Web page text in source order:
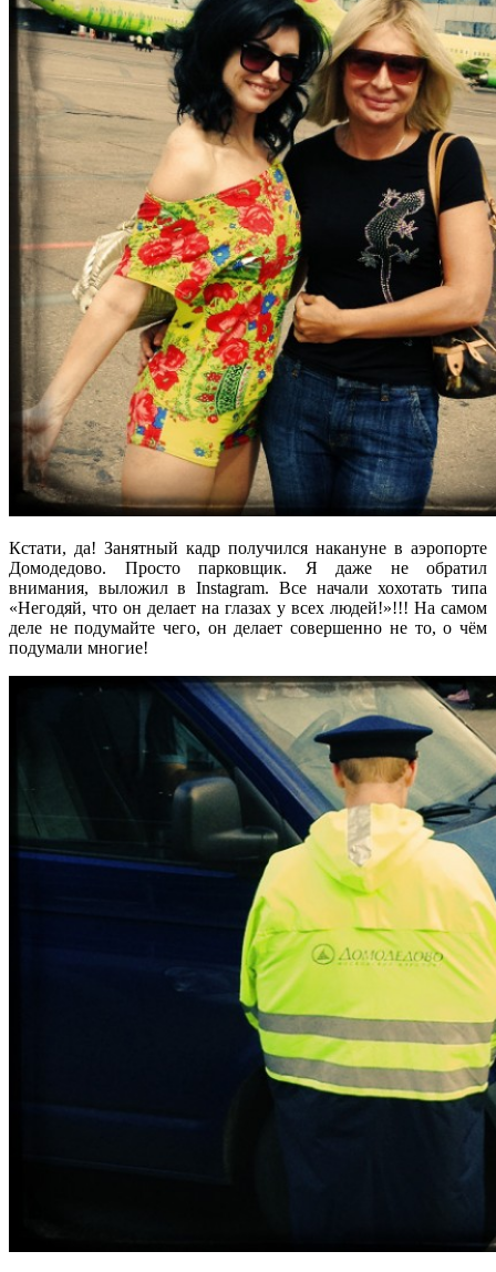
Кстати, да! Занятный кадр получился накануне в аэропорте
Домодедово. Просто парковщик. Я даже не обратил
внимания, выложил в Instagram. Все начали хохотать типа
«Негодяй, что он делает на глазах у всех людей!»!!! На самом
деле не подумайте чего, он делает совершенно не то, о чём
подумали многие!